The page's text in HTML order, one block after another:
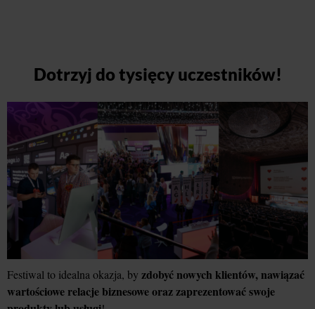
Dotrzyj do tysięcy uczestników!
Festiwal to idealna okazja, by zdobyć nowych klientów, nawiązać
wartościowe relacje biznesowe oraz zaprezentować swoje